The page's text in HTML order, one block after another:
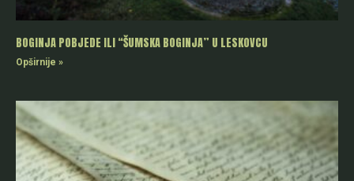
BOGINJA POBJEDE ILI “ŠUMSKA BOGINJA” U LESKOVCU
Opširnije »